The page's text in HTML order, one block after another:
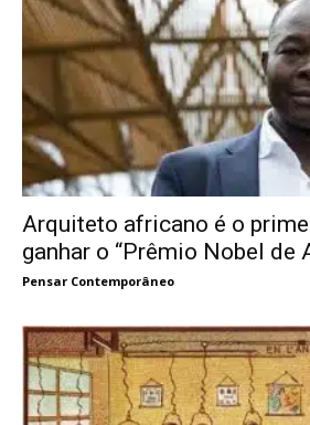
Arquiteto africano é o
ganhar o “Prêmio Nobel de
Pensar Contemporâneo